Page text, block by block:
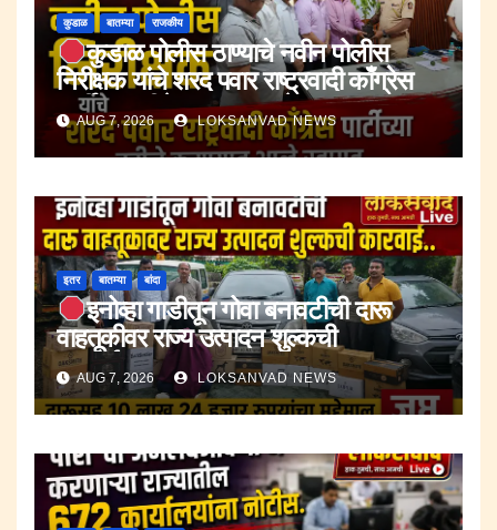
कुडाळ बातम्या राजकीय
कुडाळ पोलीस ठाण्याचे नवीन पोलीस
निरीक्षक यांचे शरद पवार राष्ट्रवादी काँग्रेस
पार्टीच्या वतीने करण्यात आले स्वागत.
AUG 7, 2026 LOKSANVAD NEWS
इतर बातम्या बांदा
इनोव्हा गाडीतून गोवा बनावटीची दारू
वाहतूकीवर राज्य उत्पादन शुल्कची
कारवाई.;दारूसह १० लाख २४ हजार रुपयांचा
मुद्देमाल जप्त.
AUG 7, 2026 LOKSANVAD NEWS